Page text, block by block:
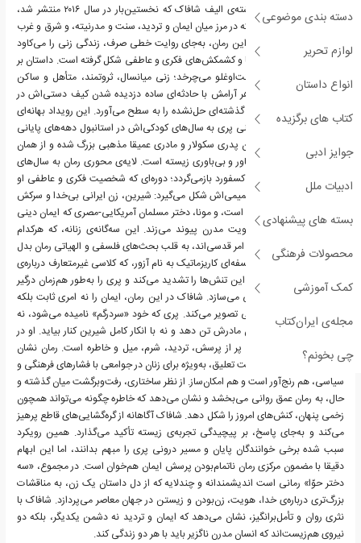
دسته بندی موضوعی
لوازم تحریر
انواع داستان
کتاب های برگزیده
جوایز ادبی
ادبیات ملل
بسته های پیشنهادی
محصولات فرهنگی
کمک آموزشی
مجله‌ی ایران‌کتاب
چی بخونم؟
رمان «سه دختر حوّا» نوشته‌ی الیف شافاک که نخستین‌بار در سال ۲۰۱۶ منتشر شد،
اثری ادبی و تأملی است که در مرز میان ایمان و تردید، سنت و مدرنیته، و شرق و غرب
حرکت می‌کند. شافاک در این رمان، به‌جای روایت خطی صرف، زندگی زنی را می‌کاود
که هویت او از دل تضادها و کشمکش‌های فکری و عاطفی شکل گرفته است. داستان بر
محور نازپری «پری» نالبانت‌اوغلو می‌چرخد؛ زنی میانسال، ثروتمند، متأهل و ساکن
استانبول که زندگی به‌ظاهر آرامش با حادثه‌ای ساده دزدیده شدن کیف دستی‌اش در
خیابان شکافی می‌خورد و گذشته‌ای حل‌نشده را به سطح می‌آورد. این رویداد بهانه‌ای
می‌شود برای بازگشت ذهنی پری به سال‌های کودکی‌اش در استانبول دهه‌های پایانی
قرن بیستم، جایی که میان پدری سکولار و مادری عمیقا مذهبی بزرگ شده و از همان
ابتدا با دو قطب متضاد باور و بی‌باوری زیسته است. لایه‌ی محوری رمان به سال‌های
تحصیل پری در دانشگاه آکسفورد بازمی‌گردد؛ دوره‌ای که شخصیت فکری و عاطفی او
در برخورد با دو دوست صمیمی‌اش شکل می‌گیرد: شیرین، زن ایرانی بی‌خدا و سرکش
که نماد شکاکیت و طغیان است، و مونا، دختر مسلمان آمریکایی-مصری که ایمان دینی
را با کنش اجتماعی و هویت مدرن پیوند می‌زند. این سه‌گانه‌ی زنانه، که هرکدام
نماینده‌ی نوعی مواجهه با امر قدسی‌اند، به قلب بحث‌های فلسفی و الهیاتی رمان بدل
می‌شوند. حضور استاد فلسفه‌ای کاریزماتیک به نام آزور، که کلاسی غیرمتعارف درباره‌ی
«فهم خدا» برگزار می‌کند، این تنش‌ها را تشدید می‌کند و پری را به‌طور هم‌زمان درگیر
جذابیت فکری و احساسی می‌سازد. شافاک در این رمان، ایمان را نه امری ثابت بلکه
فرآیندی ناپایدار و شخصی تصویر می‌کند. پری که خود «سردرگم» نامیده می‌شود، نه
می‌تواند به قطعیت ایمان مادرش تن دهد و نه با انکار کامل شیرین کنار بیاید. او در
میانه‌ای معلق ایستاده که پر از پرسش، تردید، شرم، میل و خاطره است. رمان نشان
می‌دهد چگونه این وضعیت تعلیق، به‌ویژه برای زنان در جوامعی با فشارهای فرهنگی و
سیاسی، هم رنج‌آور است و هم امکان‌ساز. از نظر ساختاری، رفت‌وبرگشت میان گذشته و
حال، به رمان عمق روانی می‌بخشد و نشان می‌دهد که خاطره چگونه می‌تواند همچون
زخمی پنهان، کنش‌های امروز را شکل دهد. شافاک آگاهانه از گره‌گشایی‌های قاطع پرهیز
می‌کند و به‌جای پاسخ، بر پیچیدگی تجربه‌ی زیسته تأکید می‌گذارد. همین رویکرد
سبب شده برخی خوانندگان پایان و مسیر درونی پری را مبهم بدانند، اما این ابهام
دقیقا با مضمون مرکزی رمان ناتمام‌بودن پرسش ایمان هم‌خوان است. در مجموع، «سه
دختر حوّا» رمانی است اندیشمندانه و چندلایه که از دل داستان یک زن، به مناقشات
بزرگ‌تری درباره‌ی خدا، هویت، زن‌بودن و زیستن در جهان معاصر می‌پردازد. شافاک با
نثری روان و تأمل‌برانگیز، نشان می‌دهد که ایمان و تردید نه دشمن یکدیگر، بلکه دو
نیروی هم‌زیست‌اند که انسان مدرن ناگزیر باید با هر دو زندگی کند.